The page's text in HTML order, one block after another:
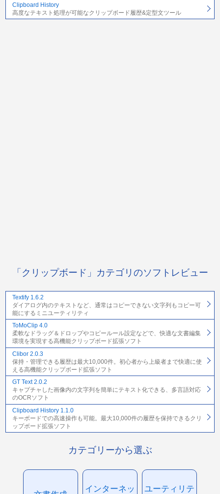
Clipboard History
高度なテキスト処理が可能なクリップボード履歴&定型文ツール
「クリップボード」カテゴリのソフトレビュー
Textify 1.6.2
ダイアログ内のテキストなど、通常はコピーできない文字列もコピー可
能にするミニユーティリティ
ToMoClip 4.0
柔軟なドラッグ＆ドロップやコピールール設定などで、快適な文書編集
環境を実現する高機能クリップボード拡張ソフト
Clibor 2.0.3
保持・管理できる履歴は最大10,000件。初心者から上級者まで快適に使
える高機能クリップボード拡張ソフト
GT Text 2.0.2
キャプチャした画像内の文字列を簡単にテキスト化できる、多言語対応
のOCRソフト
Clipboard History 1.1.0
キーボードでの高速操作も可能。最大10,000件の履歴を保持できるクリ
ップボード拡張ソフト
カテゴリーから選ぶ
インターネッ
ユーティリテ